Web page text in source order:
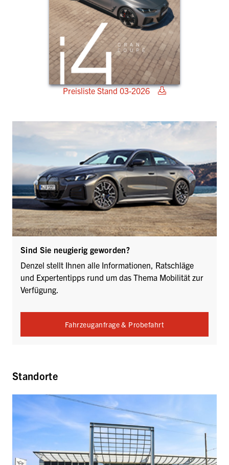
Preisliste Stand 03-2026
Sind Sie neugierig geworden?
Denzel stellt Ihnen alle Informationen, Ratschläge
und Expertentipps rund um das Thema Mobilität zur
Verfügung.
Fahrzeuganfrage & Probefahrt
Standorte